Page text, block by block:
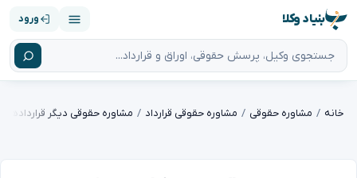
بنیاد وکلا ورود
خانه مشاوره حقوقی مشاوره حقوقی قرارداد مشاوره حقوقی دیگر قراردادها